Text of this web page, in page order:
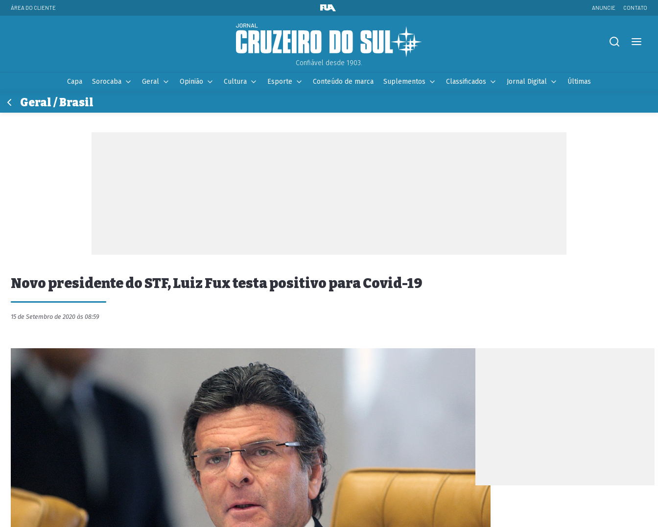
ÁREA DO CLIENTE ANUNCIE CONTATO
Confiável desde 1903.
Capa Sorocaba Geral Opinião Cultura Esporte Conteúdo de marca Suplementos Classificados Jornal Digital Últimas
Geral / Brasil
Novo presidente do STF, Luiz Fux testa positivo para Covid-19
15 de Setembro de 2020 às 08:59